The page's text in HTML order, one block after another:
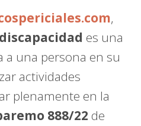
,
discapacidad es una
a una persona en su
actividades
plenamente en la
888/22 de